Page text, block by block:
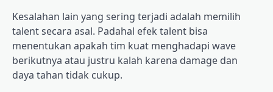
Kesalahan lain yang sering terjadi adalah memilih
talent secara asal. Padahal efek talent bisa
menentukan apakah tim kuat menghadapi wave
berikutnya atau justru kalah karena damage dan
daya tahan tidak cukup.